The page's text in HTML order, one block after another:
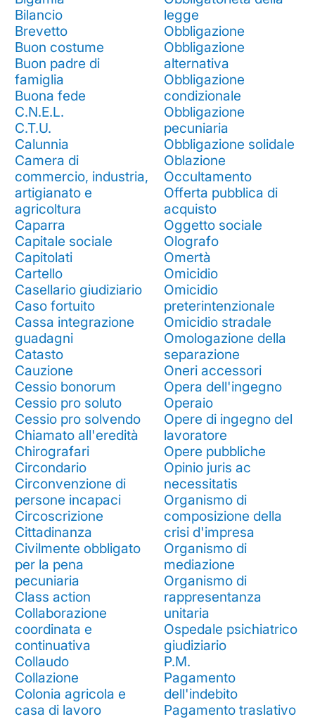
Bilancio
Brevetto
Buon costume
Buon padre di
famiglia
Buona fede
C.N.E.L.
C.T.U.
Calunnia
Camera di
commercio, industria,
artigianato e
agricoltura
Caparra
Capitale sociale
Capitolati
Cartello
Casellario giudiziario
Caso fortuito
Cassa integrazione
guadagni
Catasto
Cauzione
Cessio bonorum
Cessio pro soluto
Cessio pro solvendo
Chiamato all'eredità
Chirografari
Circondario
Circonvenzione di
persone incapaci
Circoscrizione
Cittadinanza
Civilmente obbligato
per la pena
pecuniaria
Class action
Collaborazione
coordinata e
continuativa
Collaudo
Collazione
Colonia agricola e
casa di lavoro
legge
Obbligazione
Obbligazione
alternativa
Obbligazione
condizionale
Obbligazione
pecuniaria
Obbligazione solidale
Oblazione
Occultamento
Offerta pubblica di
acquisto
Oggetto sociale
Olografo
Omertà
Omicidio
Omicidio
preterintenzionale
Omicidio stradale
Omologazione della
separazione
Oneri accessori
Opera dell'ingegno
Operaio
Opere di ingegno del
lavoratore
Opere pubbliche
Opinio juris ac
necessitatis
Organismo di
composizione della
crisi d'impresa
Organismo di
mediazione
Organismo di
rappresentanza
unitaria
Ospedale psichiatrico
giudiziario
P.M.
Pagamento
dell'indebito
Pagamento traslativo